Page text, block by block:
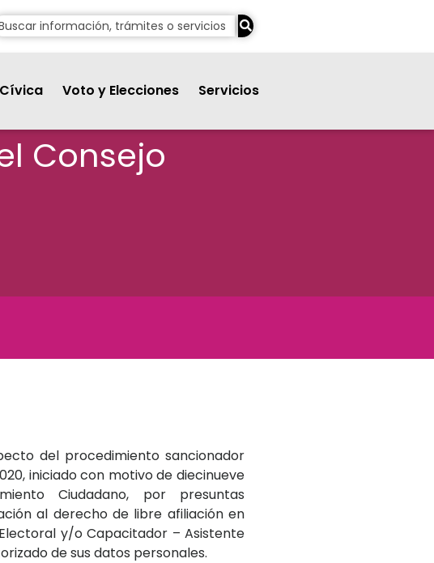
Voto y Elecciones Servicios
Consejo
del procedimiento sancionador
iniciado con motivo de diecinueve
Ciudadano, por presuntas
al derecho de libre afiliación en
y/o Capacitador – Asistente
de sus datos personales.